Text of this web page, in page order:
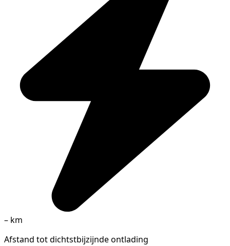
– km
Afstand tot dichtstbijzijnde ontlading